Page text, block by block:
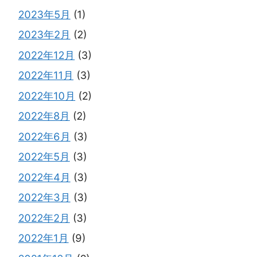
2023年5月 (1)
2023年2月 (2)
2022年12月 (3)
2022年11月 (3)
2022年10月 (2)
2022年8月 (2)
2022年6月 (3)
2022年5月 (3)
2022年4月 (3)
2022年3月 (3)
2022年2月 (3)
2022年1月 (9)